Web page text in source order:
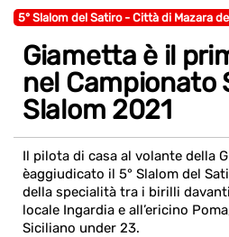
5° Slalom del Satiro - Città di Mazara
Giametta è il
nel Campionato
Slalom 2021
Il pilota di casa al volante della
èaggiudicato il 5° Slalom del
della specialità tra i birilli
locale Ingardia e all’ericino
Siciliano under 23.